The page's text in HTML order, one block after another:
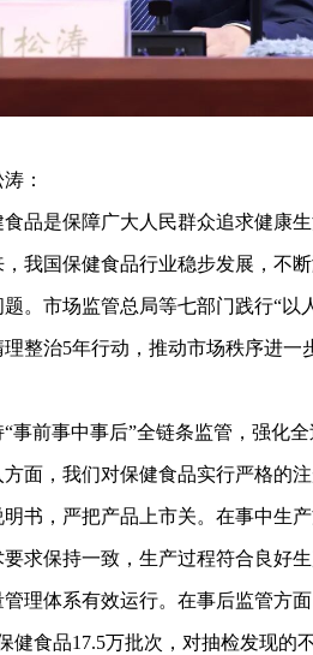
：
品是保障广大人民群众追求健康
我国保健食品行业稳步发展，不
。市场监管总局等七部门践行“以
整治5年行动，推动市场秩序进
事前事中事后”全链条监管，强化
面，我们对保健食品实行严格的
书，严把产品上市关。在事中生
求保持一致，生产过程符合良好
理体系有效运行。在事后监管方
健食品17.5万批次，对抽检发现的